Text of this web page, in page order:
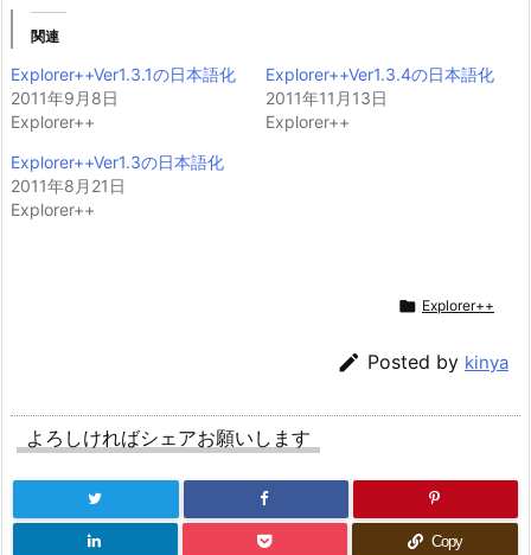
関連
Explorer++Ver1.3.1の日本語化
2011年9月8日
Explorer++
Explorer++Ver1.3.4の日本語化
2011年11月13日
Explorer++
Explorer++Ver1.3の日本語化
2011年8月21日
Explorer++
 Explorer++
 Posted by kinya
よろしければシェアお願いします
Copy